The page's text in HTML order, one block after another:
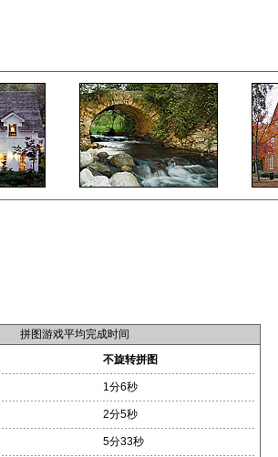
拼图游戏平均完成时间
不旋转拼图
1分6秒
2分5秒
5分33秒